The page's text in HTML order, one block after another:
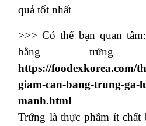
quả tốt nhất
>>> Có thể bạn quan
bằng
https://foodexkorea.com/
giam-can-bang-trung-ga-
manh.html
Trứng là thực phẩm ít chất